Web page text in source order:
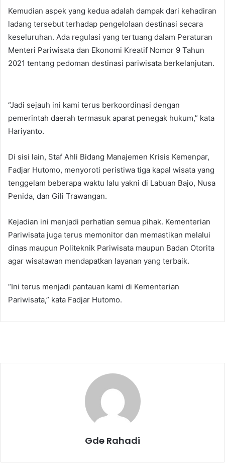
Kemudian aspek yang kedua adalah dampak dari kehadiran
ladang tersebut terhadap pengelolaan destinasi secara
keseluruhan. Ada regulasi yang tertuang dalam Peraturan
Menteri Pariwisata dan Ekonomi Kreatif Nomor 9 Tahun
2021 tentang pedoman destinasi pariwisata berkelanjutan.
“Jadi sejauh ini kami terus berkoordinasi dengan
pemerintah daerah termasuk aparat penegak hukum,” kata
Hariyanto.
Di sisi lain, Staf Ahli Bidang Manajemen Krisis Kemenpar,
Fadjar Hutomo, menyoroti peristiwa tiga kapal wisata yang
tenggelam beberapa waktu lalu yakni di Labuan Bajo, Nusa
Penida, dan Gili Trawangan.
Kejadian ini menjadi perhatian semua pihak. Kementerian
Pariwisata juga terus memonitor dan memastikan melalui
dinas maupun Politeknik Pariwisata maupun Badan Otorita
agar wisatawan mendapatkan layanan yang terbaik.
“Ini terus menjadi pantauan kami di Kementerian
Pariwisata,” kata Fadjar Hutomo.
Gde Rahadi